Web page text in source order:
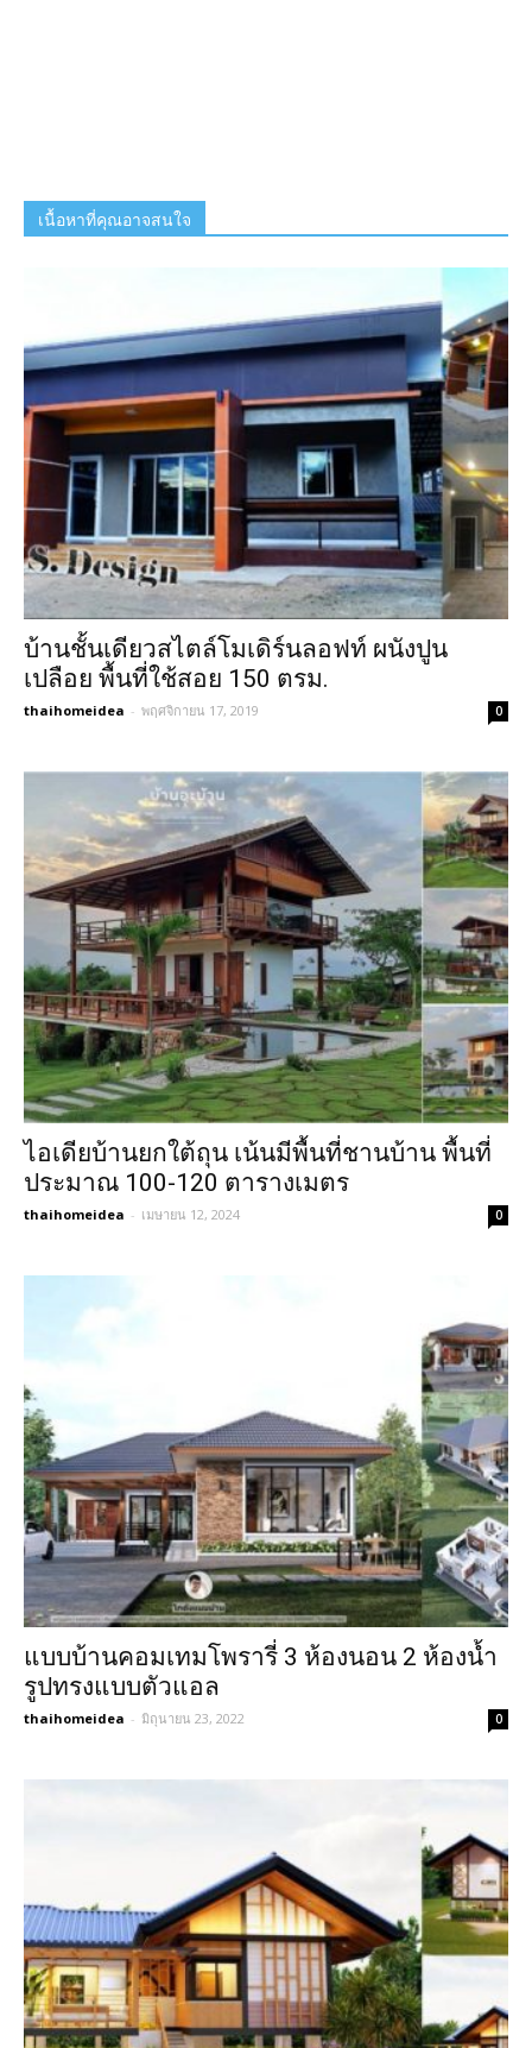
เนื้อหาที่คุณอาจสนใจ
บ้านชั้นเดียวสไตล์โมเดิร์นลอฟท์ ผนังปูน
เปลือย พื้นที่ใช้สอย 150 ตรม.
thaihomeidea - พฤศจิกายน 17, 2019 0
ไอเดียบ้านยกใต้ถุน เน้นมีพื้นที่ชานบ้าน พื้นที่
ประมาณ 100-120 ตารางเมตร
thaihomeidea - เมษายน 12, 2024 0
แบบบ้านคอมเทมโพรารี่ 3 ห้องนอน 2 ห้องน้ำ
รูปทรงแบบตัวแอล
thaihomeidea - มิถุนายน 23, 2022 0